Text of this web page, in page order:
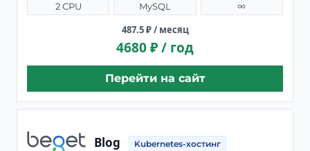
2 CPU
MySQL ∞
487.5 ₽ / месяц
4680 ₽ / год
Перейти на сайт
Blog Kubernetes-хостинг